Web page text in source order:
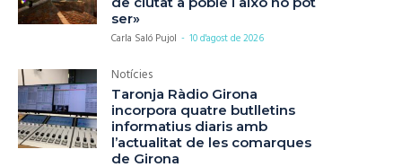
ser»
Carla Saló Pujol - 10 d'agost de 2026
Notícies
Taronja Ràdio Girona
incorpora quatre butlletins
informatius diaris amb
l’actualitat de les comarques
de Girona